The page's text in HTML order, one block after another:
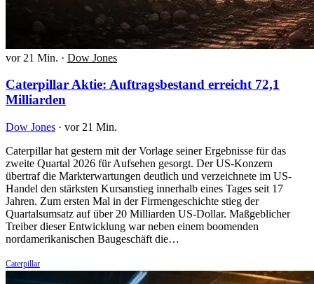
vor 21 Min. · Dow Jones
Caterpillar Aktie: Auftragsbestand erreicht 72,1
Milliarden
Dow Jones · vor 21 Min.
Caterpillar hat gestern mit der Vorlage seiner Ergebnisse für das
zweite Quartal 2026 für Aufsehen gesorgt. Der US-Konzern
übertraf die Markterwartungen deutlich und verzeichnete im US-
Handel den stärksten Kursanstieg innerhalb eines Tages seit 17
Jahren. Zum ersten Mal in der Firmengeschichte stieg der
Quartalsumsatz auf über 20 Milliarden US-Dollar. Maßgeblicher
Treiber dieser Entwicklung war neben einem boomenden
nordamerikanischen Baugeschäft die…
Caterpillar